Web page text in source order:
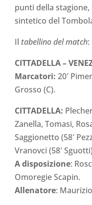
punti della
sintetico del
Il tabellino del match:
CITTADELLA –
Marcatori: 20′
Grosso (C).
CITTADELLA:
Zanella, Tomasi,
Saggionetto (58′
Vranovci (58′
A disposizione:
Omoregie Scapin.
Allenatore: